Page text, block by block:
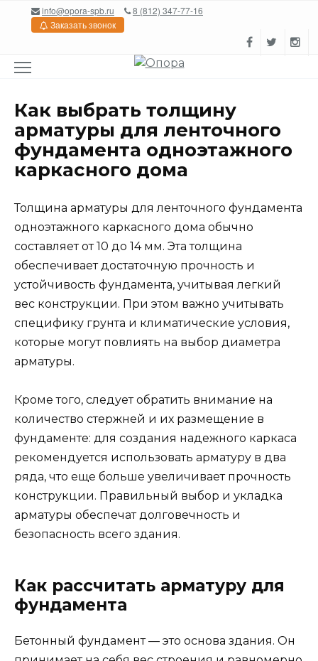
Перейтиinfo@opora-spb.ru
8 (812) 347-77-16
Заказать звонок
Как выбрать толщину
арматуры для ленточного
фундамента одноэтажного
каркасного дома
Толщина арматуры для ленточного фундамента
одноэтажного каркасного дома обычно
составляет от 10 до 14 мм. Эта толщина
обеспечивает достаточную прочность и
устойчивость фундамента, учитывая легкий
вес конструкции. При этом важно учитывать
специфику грунта и климатические условия,
которые могут повлиять на выбор диаметра
арматуры.
Кроме того, следует обратить внимание на
количество стержней и их размещение в
фундаменте: для создания надежного каркаса
рекомендуется использовать арматуру в два
ряда, что еще больше увеличивает прочность
конструкции. Правильный выбор и укладка
арматуры обеспечат долговечность и
безопасность всего здания.
Как рассчитать арматуру для
фундамента
Бетонный фундамент — это основа здания. Он